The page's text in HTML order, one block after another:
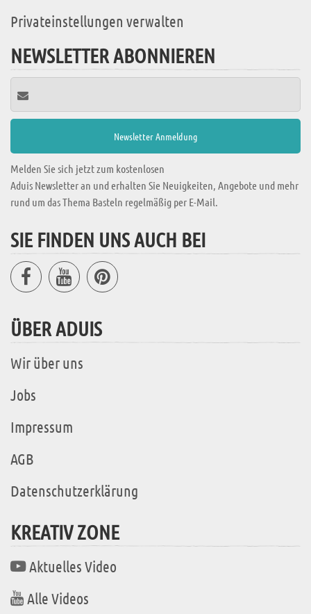
Privateinstellungen verwalten
NEWSLETTER ABONNIEREN
Melden Sie sich jetzt zum kostenlosen
Aduis Newsletter an und erhalten Sie Neuigkeiten, Angebote und mehr
rund um das Thema Basteln regelmäßig per E-Mail.
SIE FINDEN UNS AUCH BEI
ÜBER ADUIS
Wir über uns
Jobs
Impressum
AGB
Datenschutzerklärung
KREATIV ZONE
Aktuelles Video
Alle Videos